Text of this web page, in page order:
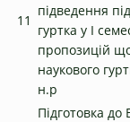
11
підведення
гуртка у І
пропозицій
наукового
н.р
Підготовка до